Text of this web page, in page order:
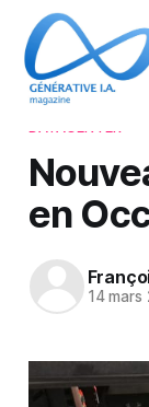
en
14 mars